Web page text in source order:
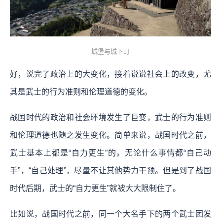
城堡与城下町
好，说完了政治上的大变化，接着说说社会上的改变，尤
其是武士的行为准则和伦理道德的变化。
战国时代的政治和社会环境发生了巨变，武士的行为准则
和伦理道德也随之发生变化。简单来说，战国时代之前，
武士基本上都是“自力更生”的。无论什么事情都“自己动
手”，“自己处理”，尽量不让其他势力干预。但是到了战国
时代后期，武士的“自力更生”就被大大限制住了。
比如说，战国时代之前，同一个大名手下的两个武士团发